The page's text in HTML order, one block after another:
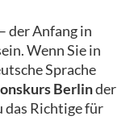
der Anfang in
Wenn Sie in
Sprache
Berlinder
das Richtige für